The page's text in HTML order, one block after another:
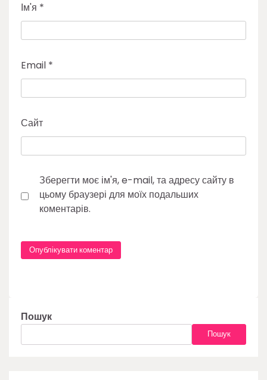
Ім'я *
Email *
Сайт
Зберегти моє ім'я, e-mail, та адресу сайту в
цьому браузері для моїх подальших
коментарів.
Пошук
Пошук